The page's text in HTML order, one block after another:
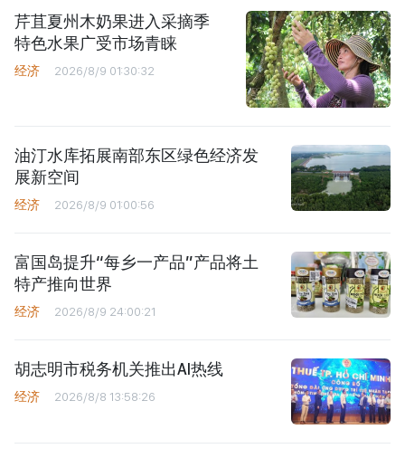
芹苴夏州木奶果进入采摘季
特色水果广受市场青睐
经济 2026/8/9 01:30:32
油汀水库拓展南部东区绿色经济发
展新空间
经济 2026/8/9 01:00:56
富国岛提升“每乡一产品”产品将土
特产推向世界
经济 2026/8/9 24:00:21
胡志明市税务机关推出AI热线
经济 2026/8/8 13:58:26